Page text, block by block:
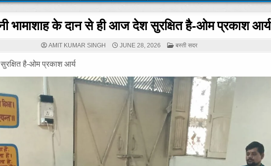
भामाशाह के दान से ही आज देश सुरक्षित है-ओम प्रकाश आर्य
AMIT KUMAR SINGH JUNE 28, 2026
POSTED
IN
बस्ती सदर
है-ओम प्रकाश आर्य